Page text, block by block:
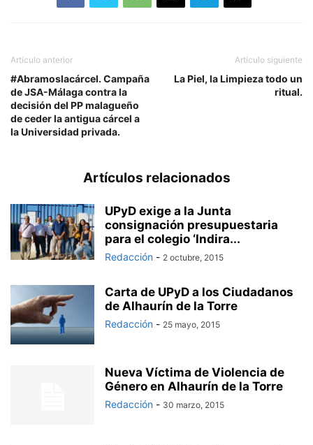
Artículo anterior
#Abramoslacárcel. Campaña
de JSA-Málaga contra la
decisión del PP malagueño
de ceder la antigua cárcel a
la Universidad privada.
Artículo siguiente
La Piel, la Limpieza todo un
ritual.
Artículos relacionados
UPyD exige a la Junta
consignación presupuestaria
para el colegio ‘Indira...
Redacción - 2 octubre, 2015
Carta de UPyD a los Ciudadanos
de Alhaurín de la Torre
Redacción - 25 mayo, 2015
Nueva Víctima de Violencia de
Género en Alhaurín de la Torre
Redacción - 30 marzo, 2015